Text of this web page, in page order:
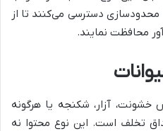
دسترسی می‌کنند تا از
محافظت نمایند.
خشونت، آزار، شکنجه یا هرگونه
تخلف است. این نوع محتوا نه